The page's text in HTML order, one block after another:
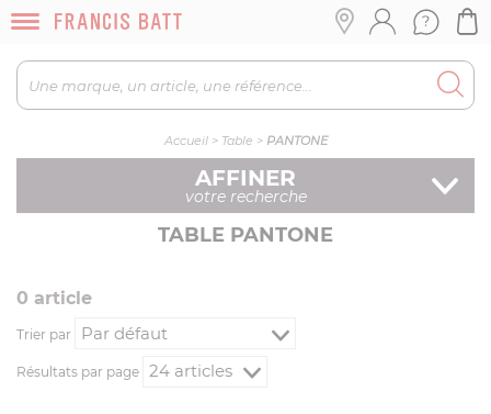
Accueil> Table > PANTONE
AFFINER
votre recherche
TABLE PANTONE
0 article
Trier par
Résultats par page